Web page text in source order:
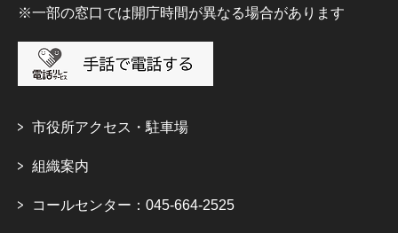
※一部の窓口では開庁時間が異なる場合があります
市役所アクセス・駐車場
組織案内
コールセンター：045-664-2525